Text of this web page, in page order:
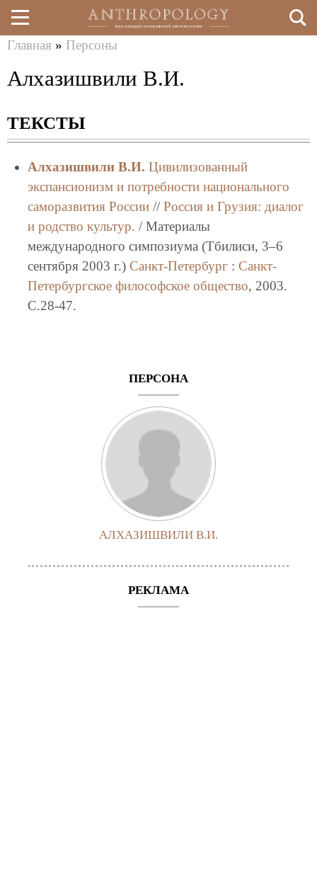
Перейти
к
содержанию
здесь
Главная » Персоны
Алхазишвили В.И.
ТЕКСТЫ
Алхазишвили В.И. Цивилизованный
экспансионизм и потребности национального
саморазвития России// Россия и Грузия: диалог
и родство культур. / Материалы
международного симпозиума (Тбилиси, 3–6
сентября 2003 г.) Санкт-Петербург: Санкт-
Петербургское философское общество, 2003.
C.28-47.
ПЕРСОНА
АЛХАЗИШВИЛИ В.И.
РЕКЛАМА